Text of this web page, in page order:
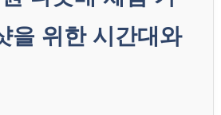
을 위한 시간대와